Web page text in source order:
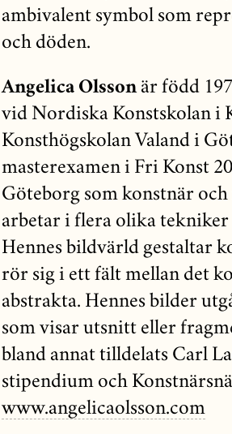
ambivalent symbol som
och döden.
Angelica Olssonär född
vid Nordiska Konstskolan i
Konsthögskolan Valand i
masterexamen i Fri Konst
Göteborg som konstnär
arbetar i flera olika
Hennes bildvärld gestaltar
rör sig i ett fält mellan det
abstrakta. Hennes bilder
som visar utsnitt eller
bland annat tilldelats Carl
stipendium och
www.angelicaolsson.com